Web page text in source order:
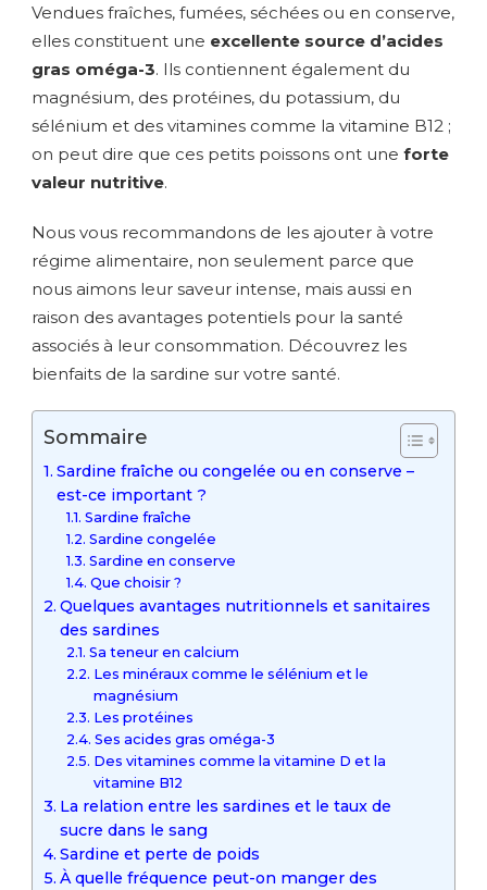
Vendues fraîches, fumées, séchées ou en conserve,
elles constituent une excellente source d’acides
gras oméga-3. Ils contiennent également du
magnésium, des protéines, du potassium, du
sélénium et des vitamines comme la vitamine B12 ;
on peut dire que ces petits poissons ont une forte
valeur nutritive.
Nous vous recommandons de les ajouter à votre
régime alimentaire, non seulement parce que
nous aimons leur saveur intense, mais aussi en
raison des avantages potentiels pour la santé
associés à leur consommation. Découvrez les
bienfaits de la sardine sur votre santé.
Sommaire
Sardine fraîche ou congelée ou en conserve –
est-ce important ?
Sardine fraîche
Sardine congelée
Sardine en conserve
Que choisir ?
Quelques avantages nutritionnels et sanitaires
des sardines
Sa teneur en calcium
Les minéraux comme le sélénium et le
magnésium
Les protéines
Ses acides gras oméga-3
Des vitamines comme la vitamine D et la
vitamine B12
La relation entre les sardines et le taux de
sucre dans le sang
Sardine et perte de poids
À quelle fréquence peut-on manger des